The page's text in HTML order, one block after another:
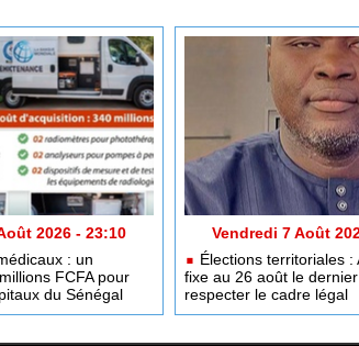
2026 - 23:10
: un
FCFA pour
du Sénégal
Vendredi 7 Août
Élections territoriales :
fixe au 26 août le
respecter le cadre légal